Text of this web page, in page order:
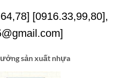
[0916.33,99,80],
sản xuất nhựa